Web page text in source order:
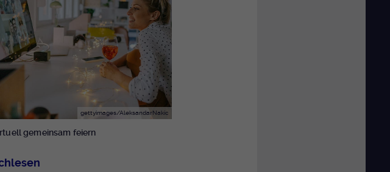
gettyimages/AleksandarNakic
gemeinsam feiern
der gesetzt wird wenn
benutzt wird.
GmbH
Constent